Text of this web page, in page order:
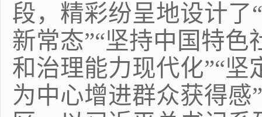
段，精彩纷呈地设计了
新常态”“坚持中国特
和治理能力现代化”“坚
为中心增进群众获得感